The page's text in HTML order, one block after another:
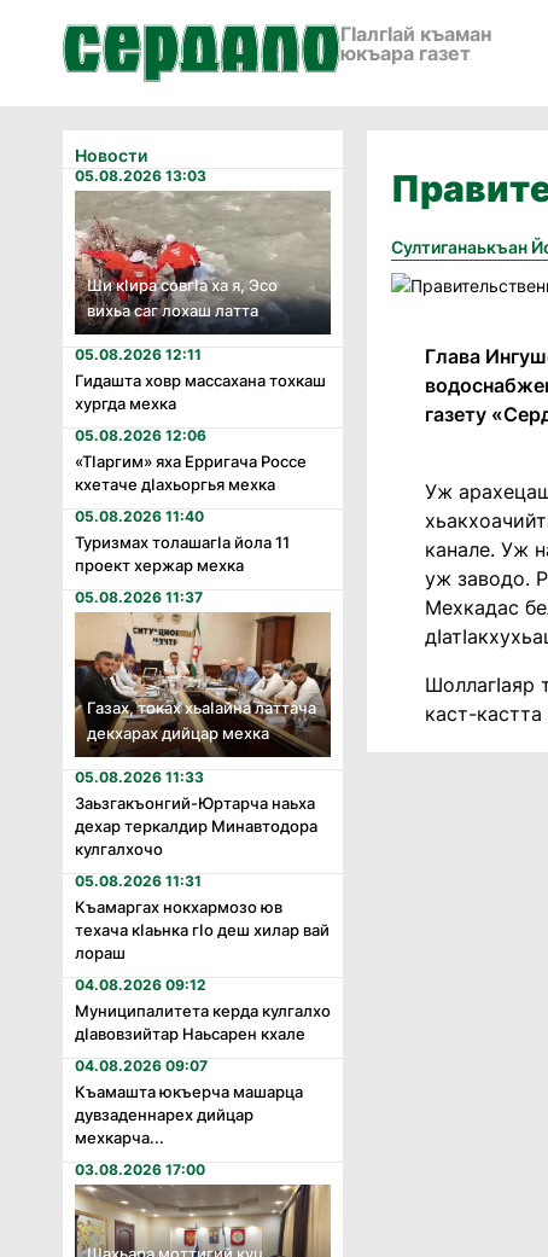
ГӀалгӀай къаман
юкъара газет
Новости
05.08.2026 13:03
Ши кӏира совгӏа ха я, Эсо
вихьа саг лохаш латта
05.08.2026 12:11
Гидашта ховр массахана тохкаш
хургда мехка
05.08.2026 12:06
«Тӏаргим» яха Ерригача Россе
кхетаче дӏахьоргья мехка
05.08.2026 11:40
Туризмах толашагӏа йола 11
проект хержар мехка
05.08.2026 11:37
Газах, токах хьаӏайна латтача
декхарах дийцар мехка
05.08.2026 11:33
Заьзгакъонгий-Юртарча наьха
дехар теркалдир Минавтодора
кулгалхочо
05.08.2026 11:31
Къамаргах нокхармозо юв
техача кӏаьнка гӏо деш хилар вай
лораш
04.08.2026 09:12
Муниципалитета керда кулгалхо
дӏавовзийтар Наьсарен кхале
04.08.2026 09:07
Къамашта юкъерча машарца
дувзаденнарех дийцар
мехкарча...
03.08.2026 17:00
Шахьара моттигий куц
Султиганаькъан
Глава
газету
Уж
канале. Уж
уж заводо.
Мехкадас
ШоллагӀаяр
каст-